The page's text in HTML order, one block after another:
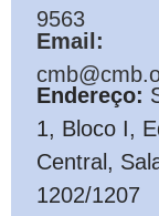
9563
Email:
Endereço:
1, Bloco I,
Central,
1202/1207